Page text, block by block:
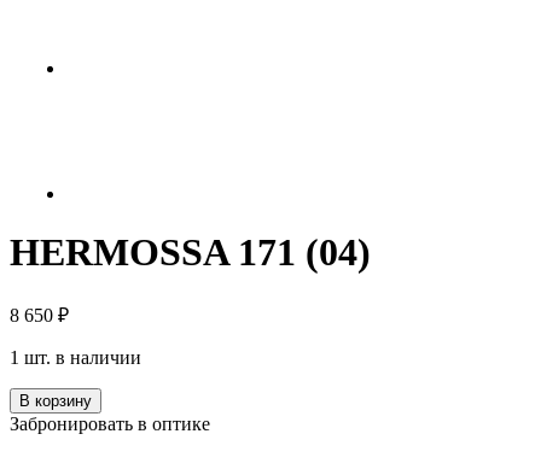
HERMOSSA 171 (04)
8 650 ₽
1 шт. в наличии
Количество
HERMOSSA
В корзину
Забронировать в оптике